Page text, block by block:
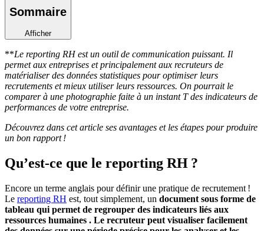
Sommaire
Afficher
**Le reporting RH est un outil de communication puissant. Il
permet aux entreprises et principalement aux recruteurs de
matérialiser des données statistiques pour optimiser leurs
recrutements et mieux utiliser leurs ressources. On pourrait le
comparer à une photographie faite à un instant T des indicateurs de
performances de votre entreprise.
Découvrez dans cet article ses avantages et les étapes pour produire
un bon rapport !
Qu’est-ce que le reporting RH ?
Encore un terme anglais pour définir une pratique de recrutement !
Le reporting RH est, tout simplement, un document sous forme de
tableau qui permet de regrouper des indicateurs liés aux
ressources humaines . Le recruteur peut visualiser facilement